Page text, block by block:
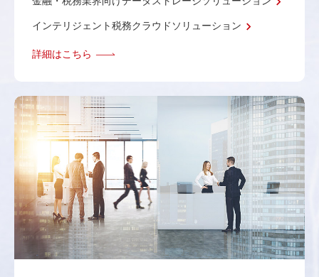
インテリジェント税務クラウドソリューション
詳細はこちら